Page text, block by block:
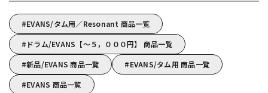
EVANS/タム用／Resonant 商品一覧
ドラム/EVANS【～５，０００円】 商品一覧
新品/EVANS 商品一覧
EVANS/タム用 商品一覧
EVANS 商品一覧